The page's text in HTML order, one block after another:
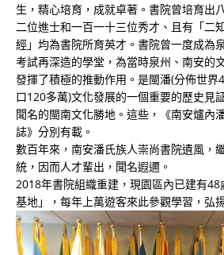
生，精心培育，成就卓著。書院曾培育出
二位進士和一百一十三位秀才、且有「二
經」均為書院所育英才。書院曾一度成為
考試再深造的學堂，為當時泉州、南安的
發揮了積極的推動作用。是閩潘(分佈世界
口120多萬)文化發展的一個重要的歷史見
聞名的閩南文化勝地。這些，《南安爐內
誌》分別有載。
數百年來，南安潘氏族人崇尚書院遺風，
統，因而人才輩出，聞名遐邇。
2018年書院組織重建，現園區內已建有
基地」，每年上萬遊客來此參觀學習，弘